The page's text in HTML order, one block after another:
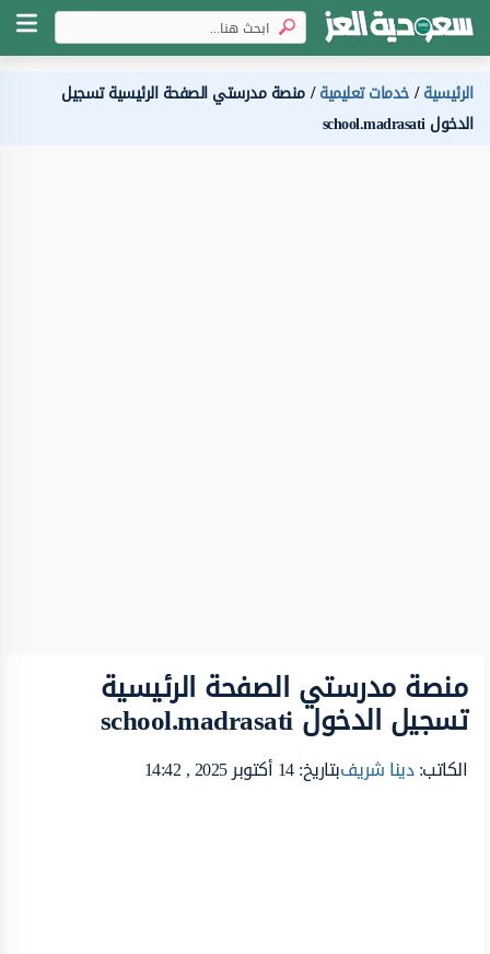
الرئيسية خدمات تعليمية منصة مدرستي الصفحة الرئيسية تسجيل
الدخول school.madrasati
منصة مدرستي الصفحة الرئيسية
تسجيل الدخول school.madrasati
الكاتب:دينا شريفبتاريخ: 14 أكتوبر 2025 , 14:42